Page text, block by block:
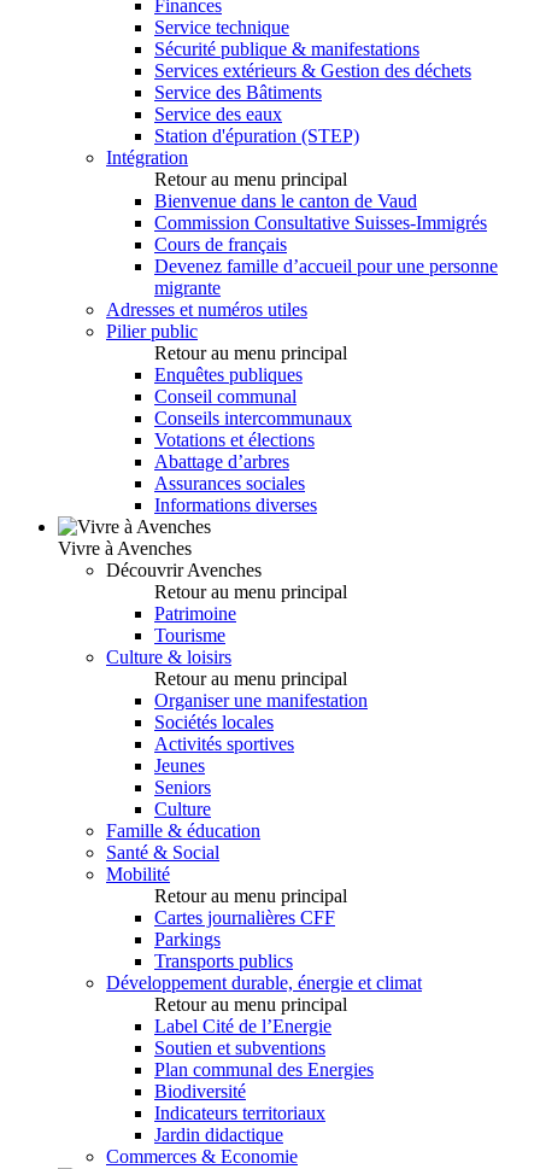
Finances
Service technique
Sécurité publique & manifestations
Services extérieurs & Gestion des déchets
Service des Bâtiments
Service des eaux
Station d'épuration (STEP)
Intégration
Retour au menu principal
Bienvenue dans le canton de Vaud
Commission Consultative Suisses-Immigrés
Cours de français
Devenez famille d’accueil pour une personne
migrante
Adresses et numéros utiles
Pilier public
Retour au menu principal
Enquêtes publiques
Conseil communal
Conseils intercommunaux
Votations et élections
Abattage d’arbres
Assurances sociales
Informations diverses
Vivre à Avenches
Découvrir Avenches
Retour au menu principal
Patrimoine
Tourisme
Culture & loisirs
Retour au menu principal
Organiser une manifestation
Sociétés locales
Activités sportives
Jeunes
Seniors
Culture
Famille & éducation
Santé & Social
Mobilité
Retour au menu principal
Cartes journalières CFF
Parkings
Transports publics
Développement durable, énergie et climat
Retour au menu principal
Label Cité de l’Energie
Soutien et subventions
Plan communal des Energies
Biodiversité
Indicateurs territoriaux
Jardin didactique
Commerces & Economie